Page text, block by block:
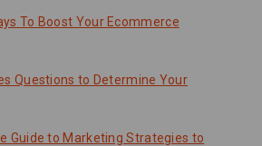
To Boost Your Ecommerce
Questions to Determine Your
Guide to Marketing Strategies to